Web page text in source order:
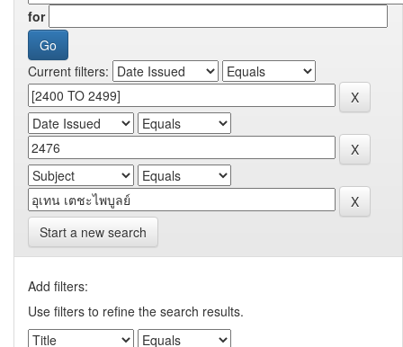
for
Current filters:
Start a new search
Add filters:
Use filters to refine the search results.